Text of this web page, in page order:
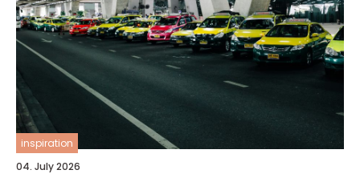
inspiration
04. July 2026